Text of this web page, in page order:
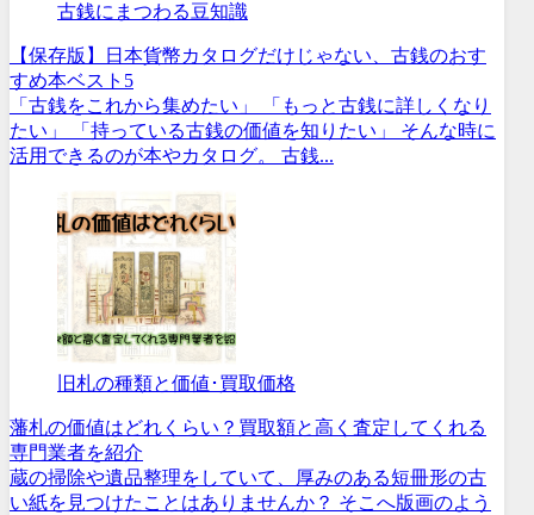
古銭にまつわる豆知識
【保存版】日本貨幣カタログだけじゃない、古銭のおす
すめ本ベスト5
「古銭をこれから集めたい」 「もっと古銭に詳しくなり
たい」 「持っている古銭の価値を知りたい」 そんな時に
活用できるのが本やカタログ。 古銭...
旧札の種類と価値･買取価格
藩札の価値はどれくらい？買取額と高く査定してくれる
専門業者を紹介
蔵の掃除や遺品整理をしていて、厚みのある短冊形の古
い紙を見つけたことはありませんか？ そこへ版画のよう